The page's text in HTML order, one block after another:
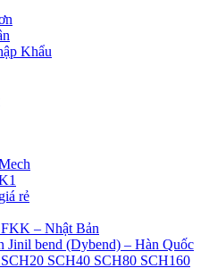
Khẩu
rẻ
– Nhật Bản
Jinil bend (Dybend) – Hàn Quốc
SCH40 SCH80 SCH160